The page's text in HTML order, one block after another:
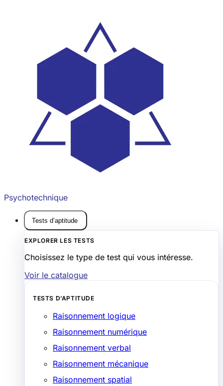
Psychotechnique
Tests d’aptitude
EXPLORER LES TESTS
Choisissez le type de test qui vous intéresse.
Voir le catalogue
TESTS D’APTITUDE
Raisonnement logique
Raisonnement numérique
Raisonnement verbal
Raisonnement mécanique
Raisonnement spatial